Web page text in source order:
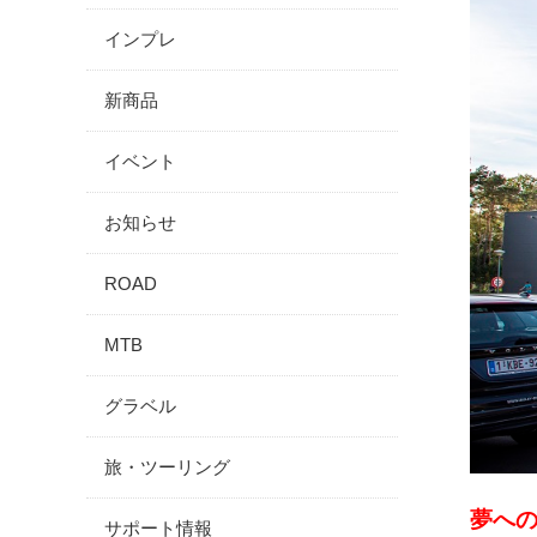
夢へ
インプレ
新商品
イベント
お知らせ
ROAD
MTB
グラベル
旅・ツーリング
サポート情報